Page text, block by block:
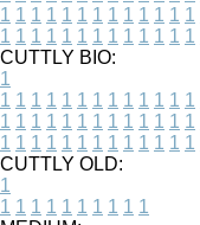
1 1 1 1 1 1 1 1 1 1 1 1 1
1 1 1 1 1 1 1 1 1 1 1 1 1
CUTTLY BIO:
1
1 1 1 1 1 1 1 1 1 1 1 1 1
1 1 1 1 1 1 1 1 1 1 1 1 1
1 1 1 1 1 1 1 1 1 1 1 1 1
CUTTLY OLD:
1
1 1 1 1 1 1 1 1 1 1